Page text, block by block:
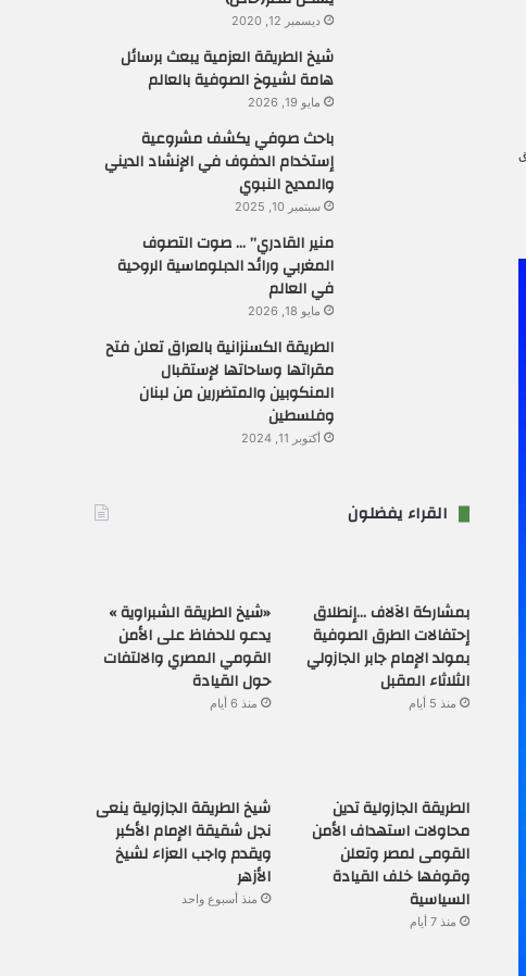
ديسمبر 12, 2020
شيخ الطريقة العزمية يبعث برسائل
هامة لشيوخ الصوفية بالعالم
مايو 19, 2026
باحث صوفي يكشف مشروعية
إستخدام الدفوف في الإنشاد الديني
والمديح النبوي
سبتمبر 10, 2025
منير القادري” … صوت التصوف
المغربي ورائد الدبلوماسية الروحية
في العالم
مايو 18, 2026
الطريقة الكسنزانية بالعراق تعلن فتح
مقراتها وساحاتها لإستقبال
المنكوبين والمتضررين من لبنان
وفلسطين
أكتوبر 11, 2024
القراء يفضلون
بمشاركة الآلاف …إنطلاق
إحتفالات الطرق الصوفية
بمولد الإمام جابر الجازولي
الثلاثاء المقبل
منذ 5 أيام
«شيخ الطريقة الشبراوية »
يدعو للحفاظ على الأمن
القومي المصري والالتفات
حول القيادة
منذ 6 أيام
الطريقة الجازولية تدين
محاولات استهداف الأمن
القومى لمصر وتعلن
وقوفها خلف القيادة
السياسية
منذ 7 أيام
شيخ الطريقة الجازولية ينعى
نجل شقيقة الإمام الأكبر
ويقدم واجب العزاء لشيخ
الأزهر
منذ أسبوع واحد